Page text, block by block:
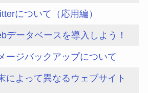
について（応用編）
データベースを導入しよう！
ージバックアップについて
によって異なるウェブサイト